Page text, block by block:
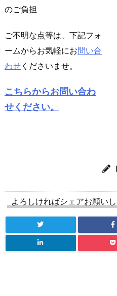
のご負担
ご不明な点等は、下記フォ
ームからお気軽にお問い合
わせ くださいませ。
こちらからお問い合わ
せください。
よろしければシェアお願い